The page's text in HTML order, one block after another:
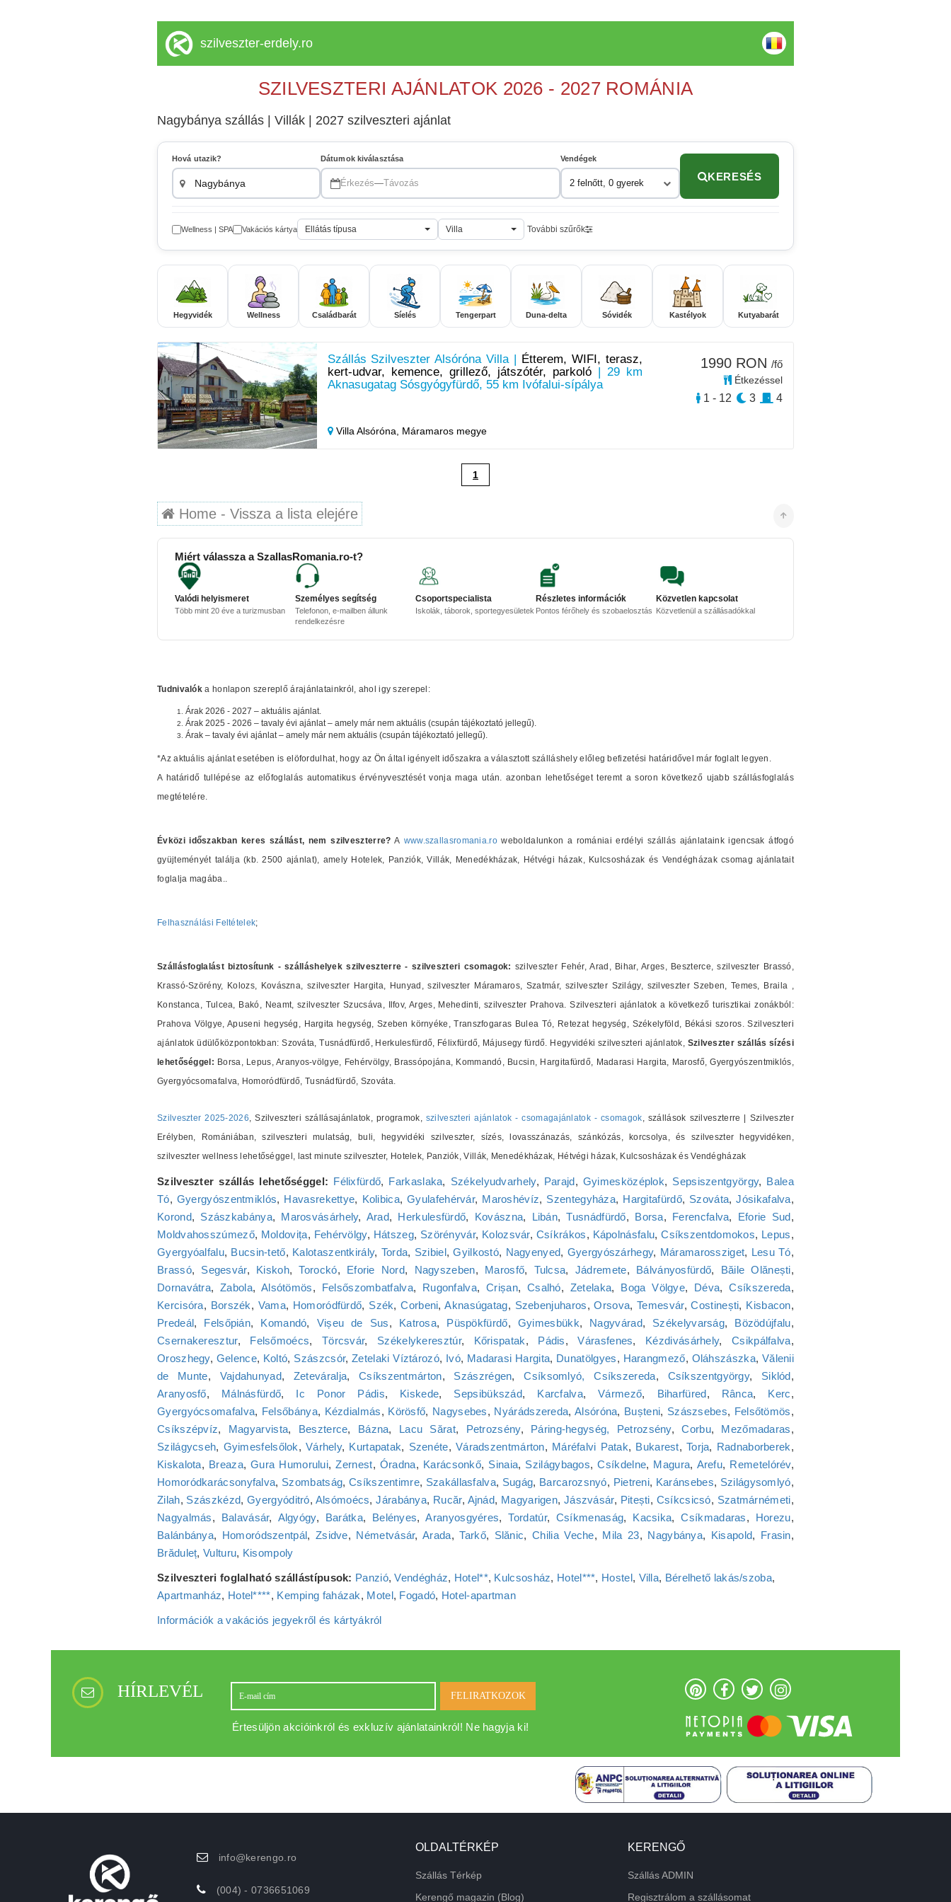
szilveszter-erdely.ro
SZILVESZTERI AJÁNLATOK 2026 - 2027 ROMÁNIA
Nagybánya szállás | Villák | 2027 szilveszteri ajánlat
Hová utazik? Dátumok kiválasztása
Érkezés—Távozás
Vendégek
2 felnőtt, 0 gyerek
KERESÉS
Wellness | SPA Vakációs kártya Ellátás típusa Villa További szűrők
Hegyvidék Wellness Családbarát Síelés Tengerpart Duna-delta Sóvidék Kastélyok Kutyabarát
Szállás Szilveszter Alsóróna Villa |
Étterem, WIFI, terasz,
kert-udvar, kemence, grillező, játszótér, parkoló | 29 km
Aknasugatag Sósgyógyfürdő, 55 km Ivófalui-sípálya
Villa Alsóróna, Máramaros megye
1990 RON /fő
Étkezéssel
1 - 12 3 4
1
Home - Vissza a lista elejére
Miért válassza a SzallasRomania.ro-t?
Valódi helyismeret
Több mint 20 éve a turizmusban
Személyes segítség
Telefonon, e-mailben állunk
rendelkezésre
Csoportspecialista
Iskolák, táborok, sportegyesületek
Részletes információk
Pontos férőhely és szobaelosztás
Közvetlen kapcsolat
Közvetlenül a szállásadókkal
Tudnivalók a honlapon szereplő árajánlatainkról, ahol igy szerepel:
Árak 2026 - 2027 – aktuális ajánlat.
Árak 2025 - 2026 – tavaly évi ajánlat – amely már nem aktuális (csupán tájékoztató jellegű).
Árak – tavaly évi ajánlat – amely már nem aktuális (csupán tájékoztató jellegű).
*Az aktuális ajánlat esetében is elöfordulhat, hogy az Ön által igényelt időszakra a választott szálláshely előleg befizetési határidővel már foglalt legyen.
A határidő tullépése az előfoglalás automatikus érvényvesztését vonja maga után. azonban lehetőséget teremt a soron következő ujabb szállásfoglalás
megtételére.
Évközi időszakban keres szállást, nem szilveszterre? A www.szallasromania.roweboldalunkon a romániai erdélyi szállás ajánlataink igencsak átfogó
gyüjteményét találja (kb. 2500 ajánlat), amely Hotelek, Panziók, Villák, Menedékházak, Hétvégi házak, Kulcsosházak és Vendégházak csomag ajánlatait
foglalja magába..
Felhasználási Feltételek;
Szállásfoglalást biztosítunk - szálláshelyek szilveszterre - szilveszteri csomagok: szilveszter Fehér, Arad, Bihar, Arges, Beszterce, szilveszter Brassó,
Krassó-Szörény, Kolozs, Kovászna, szilveszter Hargita, Hunyad, szilveszter Máramaros, Szatmár, szilveszter Szilágy, szilveszter Szeben, Temes, Braila ,
Konstanca, Tulcea, Bakó, Neamt, szilveszter Szucsáva, Ilfov, Arges, Mehedinti, szilveszter Prahova. Szilveszteri ajánlatok a következő turisztikai zonákból:
Prahova Völgye, Apuseni hegység, Hargita hegység, Szeben környéke, Transzfogaras Bulea Tó, Retezat hegység, Székelyföld, Békási szoros. Szilveszteri
ajánlatok üdülőközpontokban: Szováta, Tusnádfürdő, Herkulesfürdő, Félixfürdő, Májusegy fürdő. Hegyvidéki szilveszteri ajánlatok, Szilveszter szállás sízési
lehetőséggel: Borsa, Lepus, Aranyos-völgye, Fehérvölgy, Brassópojána, Kommandó, Bucsin, Hargitafürdő, Madarasi Hargita, Marosfő, Gyergyószentmiklós,
Gyergyócsomafalva, Homoródfürdő, Tusnádfürdő, Szováta.
Szilveszter 2025-2026, Szilveszteri szállásajánlatok, programok, szilveszteri ajánlatok - csomagajánlatok - csomagok, szállások szilveszterre | Szilveszter
Erélyben, Romániában, szilveszteri mulatság, buli, hegyvidéki szilveszter, sízés, lovasszánazás, szánkózás, korcsolya, és szilveszter hegyvidéken,
szilveszter wellness lehetőséggel, last minute szilveszter, Hotelek, Panziók, Villák, Menedékházak, Hétvégi házak, Kulcsosházak és Vendégházak
Szilveszter szállás lehetőséggel: Félixfürdő, Farkaslaka, Székelyudvarhely, Parajd, Gyimesközéplok, Sepsiszentgyörgy, Balea
Tó, Gyergyószentmiklós, Havasrekettye, Kolibica,Gyulafehérvár, Maroshévíz, Szentegyháza, Hargitafürdő, Szováta,Jósikafalva,
Korond, Szászkabánya, Marosvásárhely, Arad, Herkulesfürdő, Kovászna, Libán,Tusnádfürdő, Borsa, Ferencfalva, Eforie Sud,
Moldvahosszúmező, Moldovița, Fehérvölgy, Hátszeg, Szörényvár, Kolozsvár, Csíkrákos, Kápolnásfalu,Csíkszentdomokos, Lepus,
Gyergyóalfalu, Bucsin-tető, Kalotaszentkirály, Torda, Szibiel,Gyilkostó, Nagyenyed, Gyergyószárhegy, Máramarossziget, Lesu Tó,
Brassó, Segesvár, Kiskoh,Torockó, Eforie Nord, Nagyszeben, Marosfő, Tulcsa, Jádremete, Bálványosfürdő, Băile Olănești,
Dornavátra,Zabola, Alsótömös, Felsőszombatfalva, Rugonfalva,Crișan, Csalhó, Zetelaka, Boga Völgye, Déva,Csíkszereda,
Kercisóra, Borszék, Vama, Homoródfürdő, Szék,Corbeni,Aknasúgatag, Szebenjuharos,Orsova,Temesvár,Costinești, Kisbacon,
Predeál, Felsőpián, Komandó, Vișeu de Sus, Katrosa, Püspökfürdő, Gyimesbükk, Nagyvárad, Székelyvarság, Bözödújfalu,
Csernakeresztur, Felsőmoécs, Törcsvár, Székelykeresztúr, Kőrispatak, Pádis,Várasfenes, Kézdivásárhely,Csikpálfalva,
Oroszhegy, Gelence, Koltó, Szászcsór,Zetelaki Víztározó, Ivó, Madarasi Hargita, Dunatölgyes, Harangmező, Oláhszászka, Vălenii
de Munte, Vajdahunyad, Zeteváralja,Csíkszentmárton, Szászrégen,Csíksomlyó, Csíkszereda, Csíkszentgyörgy, Siklód,
Aranyosfő, Málnásfürdő, Ic Ponor Pádis, Kiskede, Sepsibükszád, Karcfalva,Vármező, Biharfüred, Rânca, Kerc,
Gyergyócsomafalva, Felsőbánya, Kézdialmás, Körösfő, Nagysebes, Nyárádszereda,Alsóróna, Bușteni, Szászsebes, Felsőtömös,
Csíkszépvíz, Magyarvista, Beszterce, Bázna, Lacu Sărat, Petrozsény, Páring-hegység, Petrozsény,Corbu, Mezőmadaras,
Szilágycseh, Gyimesfelsőlok, Várhely, Kurtapatak, Szenéte, Váradszentmárton, Máréfalvi Patak, Bukarest, Torja, Radnaborberek,
Kiskalota, Breaza,Gura Humorului,Zernest, Óradna, Karácsonkő, Sinaia, Szilágybagos,Csíkdelne, Magura, Arefu, Remetelórév,
Homoródkarácsonyfalva, Szombatság,Csíkszentimre, Szakállasfalva, Sugág, Barcarozsnyó, Pietreni, Karánsebes, Szilágysomlyó,
Zilah, Szászkézd,Gyergyóditró, Alsómoécs,Járabánya, Rucăr, Ajnád, Magyarigen, Jászvásár, Pitești, Csíkcsicsó, Szatmárnémeti,
Nagyalmás, Balavásár, Algyógy, Barátka, Belényes,Aranyosgyéres,Tordatúr, Csíkmenaság, Kacsika,Csíkmadaras, Horezu,
Balánbánya, Homoródszentpál, Zsidve, Németvásár,Arada,Tarkő, Slănic,Chilia Veche, Mila 23, Nagybánya, Kisapold, Frasin,
Brăduleț,Vulturu, Kisompoly
Szilveszteri foglalható szállástípusok: Panzió,Vendégház, Hotel**, Kulcsosház, Hotel***, Hostel, Villa, Bérelhető lakás/szoba,
Apartmanház, Hotel****, Kemping faházak, Motel, Fogadó, Hotel‑apartman
Információk a vakációs jegyekről és kártyákról
HÍRLEVÉL FELIRATKOZOK
Értesüljön akcióinkról és exkluzív ajánlatainkról! Ne hagyja ki!
info@kerengo.ro
(004) - 0736651069
OLDALTÉRKÉP
Szállás Térkép
Kerengő magazin (Blog)
KERENGŐ
Szállás ADMIN
Regisztrálom a szállásomat